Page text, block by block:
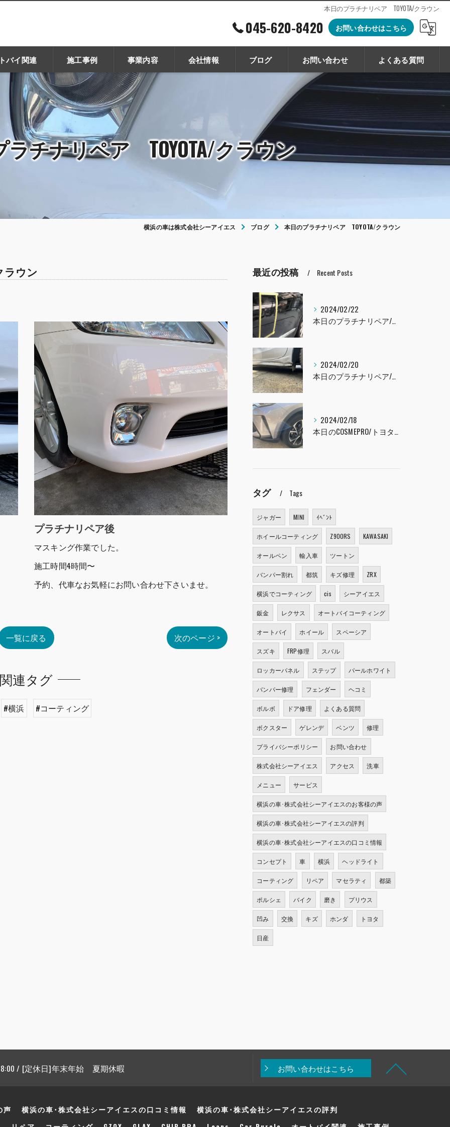
本日のプラチナリペア TOYOTA/クラウン
045-620-8420 お問い合わせはこちら
バイ関連 施工事例 事業内容 会社情報 ブログ お問い合わせ よくある質問
ラチナリペア TOYOTA/クラウン
横浜の車は株式会社シーアイエス ブログ 本日のプラチナリペア TOYOTA/クラウン
ラウン
プラチナリペア後
マスキング作業でした。
施工時間4時間〜
予約、代車なお気軽にお問い合わせ下さいませ。
一覧に戻る 次のページ >
連タグ
#横浜 #コーティング
最近の投稿 Recent Posts
2024/02/22
本日のプラチナリペア/レクサスLS460
2024/02/20
本日のプラチナリペア/インプレッサ
2024/02/18
本日のCOSMEPRO/トヨタ C-HR
タグ Tags
ジャガー MINI ｲﾍﾞﾝﾄ
ホイールコーティング Z900RS KAWASAKI
オールペン 輸入車 ツートン
バンパー割れ 都筑 キズ修理 ZRX
横浜でコーティング cis シーアイエス
鈑金 レクサス オートバイコーティング
オートバイ ホイール スペーシア
スズキ FRP修理 スバル
ロッカーパネル ステップ パールホワイト
バンパー修理 フェンダー ヘコミ
ボルボ ドア修理 よくある質問
ボクスター ゲレンデ ベンツ 修理
プライバシーポリシー お問い合わせ
株式会社シーアイエス アクセス 洗車
メニュー サービス
横浜の車･株式会社シーアイエスのお客様の声
横浜の車･株式会社シーアイエスの評判
横浜の車･株式会社シーアイエスの口コミ情報
コンセプト 車 横浜 ヘッドライト
コーティング リペア マセラティ 都築
ポルシェ バイク 磨き プリウス
凹み 交換 キズ ホンダ トヨタ
日産
/ [定休日]年末年始 夏期休暇 お問い合わせはこちら
声 横浜の車･株式会社シーアイエスの口コミ情報
横浜の車･株式会社シーアイエスの評判